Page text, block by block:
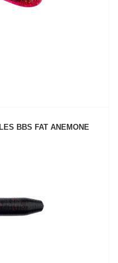
BBS FAT ANEMONE